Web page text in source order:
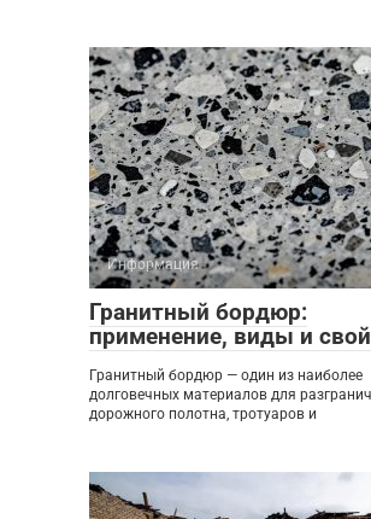
Информация
Гранитный бордюр:
применение, виды и
Гранитный бордюр — один из наиболее
долговечных материалов для
дорожного полотна, тротуаров и